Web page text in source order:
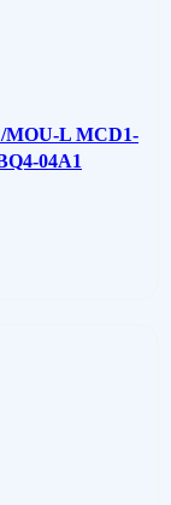
MOU-L MCD1-
04A1